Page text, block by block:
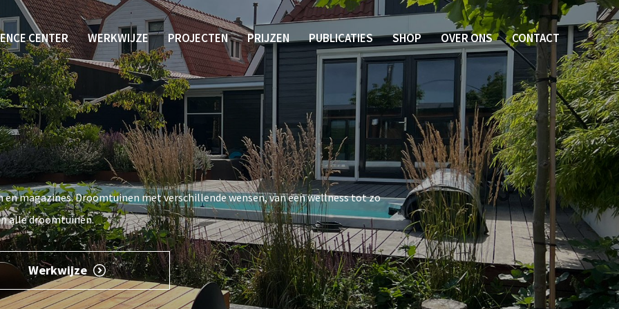
CENTER WERKWIJZE PROJECTEN PRIJZEN PUBLICATIES SHOP OVER ONS CONTACT
magazines. Droomtuinen met verschillende wensen, van een wellness tot zo
alle droomtuinen.
Werkwijze